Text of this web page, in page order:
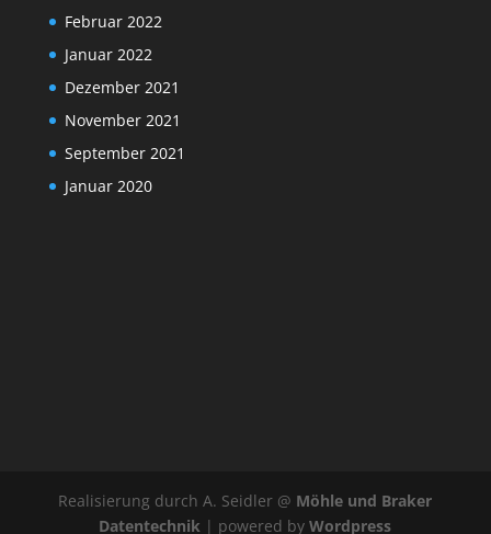
Februar 2022
Januar 2022
Dezember 2021
November 2021
September 2021
Januar 2020
Realisierung durch A. Seidler @ Möhle und Braker
Datentechnik | powered byWordpress